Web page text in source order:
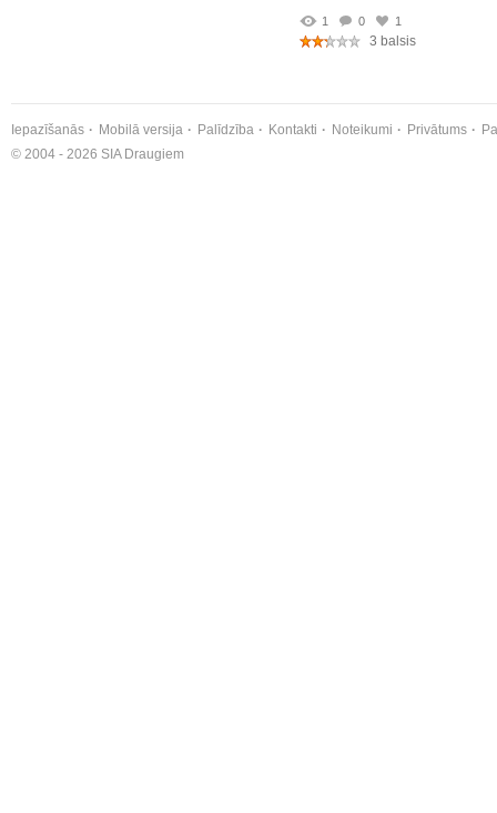
1 0 1
3 balsis
Iepazīšanās Mobilā versija Palīdzība Kontakti Noteikumi Privātums
© 2004 - 2026 SIA Draugiem